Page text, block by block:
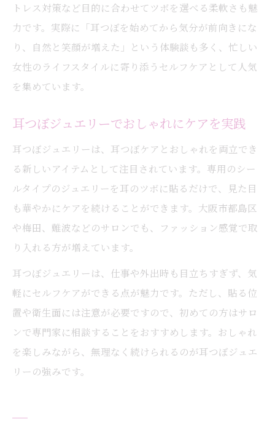
トレス対策など目的に合わせてツボを選べる柔軟さも魅
力です。実際に「耳つぼを始めてから気分が前向きにな
り、自然と笑顔が増えた」という体験談も多く、忙しい
女性のライフスタイルに寄り添うセルフケアとして人気
を集めています。
耳つぼジュエリーでおしゃれにケアを実践
耳つぼジュエリーは、耳つぼケアとおしゃれを両立でき
る新しいアイテムとして注目されています。専用のシー
ルタイプのジュエリーを耳のツボに貼るだけで、見た目
も華やかにケアを続けることができます。大阪市都島区
や梅田、難波などのサロンでも、ファッション感覚で取
り入れる方が増えています。
耳つぼジュエリーは、仕事や外出時も目立ちすぎず、気
軽にセルフケアができる点が魅力です。ただし、貼る位
置や衛生面には注意が必要ですので、初めての方はサロ
ンで専門家に相談することをおすすめします。おしゃれ
を楽しみながら、無理なく続けられるのが耳つぼジュエ
リーの強みです。